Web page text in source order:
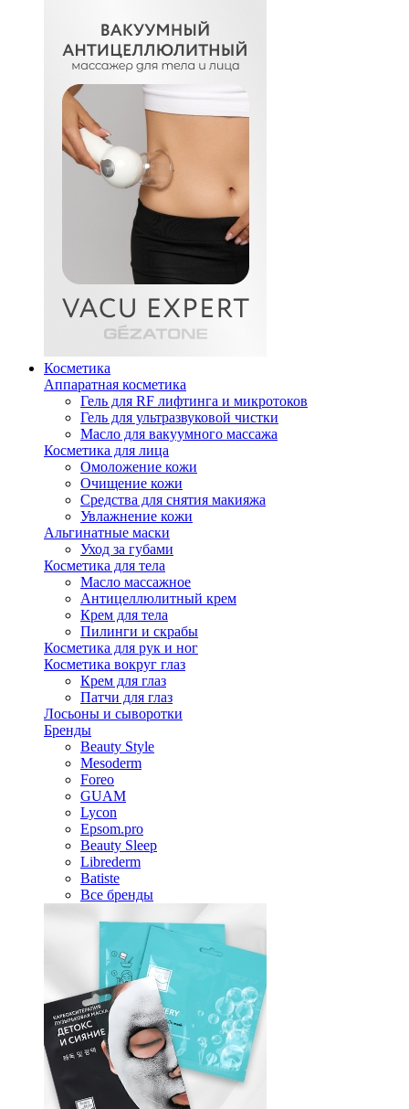
Косметика
Аппаратная косметика
Гель для RF лифтинга и микротоков
Гель для ультразвуковой чистки
Масло для вакуумного массажа
Косметика для лица
Омоложение кожи
Очищение кожи
Средства для снятия макияжа
Увлажнение кожи
Альгинатные маски
Уход за губами
Косметика для тела
Масло массажное
Антицеллюлитный крем
Крем для тела
Пилинги и скрабы
Косметика для рук и ног
Косметика вокруг глаз
Крем для глаз
Патчи для глаз
Лосьоны и сыворотки
Бренды
Beauty Style
Mesoderm
Foreo
GUAM
Lycon
Epsom.pro
Beauty Sleep
Librederm
Batiste
Все бренды